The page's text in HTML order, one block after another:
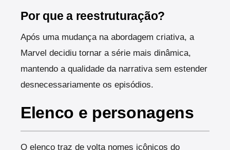
Por que a reestruturação?
Após uma mudança na abordagem criativa, a
Marvel decidiu tornar a série mais dinâmica,
mantendo a qualidade da narrativa sem estender
desnecessariamente os episódios.
Elenco e personagens
O elenco traz de volta nomes icônicos do